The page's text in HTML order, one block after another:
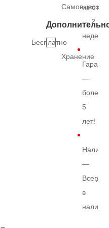
Самовывоз
Бесплатно
Хранение
— 2
недели
—
более
5
лет!
—
Всегда
в